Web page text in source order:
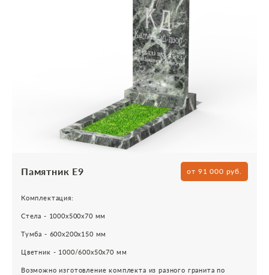
Памятник Е9 от 91 000 руб.
Комплектация:
Стела - 1000х500х70 мм
Тумба - 600х200х150 мм
Цветник - 1000/600х50х70 мм
Возможно изготовление комплекта из разного гранита по